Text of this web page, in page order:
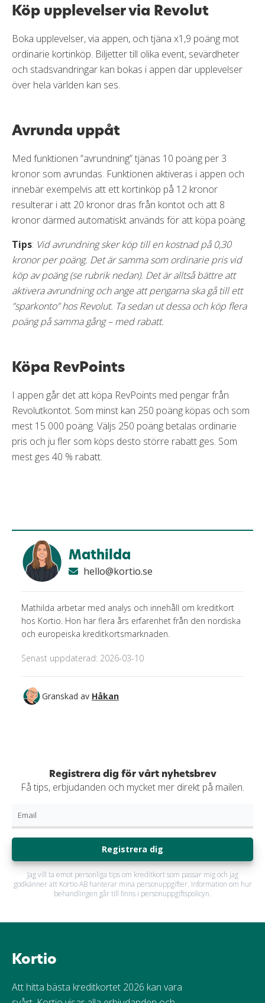
Köp upplevelser via Revolut
Boka upplevelser, via appen, och tjäna x1,9 poäng mot
ordinarie kortinköp. Biljetter till olika event, sevärdheter
och stadsvandringar kan bokas i appen där upplevelser
över hela världen kan ses.
Avrunda uppåt
Med funktionen ”avrundning” tjänas 10 poäng per 3
kronor som avrundas. Funktionen aktiveras i appen och
innebär exempelvis att ett kortinköp på 12 kronor
resulterar i att 20 kronor dras från kontot och att 8
kronor därmed automatiskt används för att köpa poäng.
Tips: Vid avrundning sker köp till en kostnad på 0,30
kronor per poäng. Det är samma som ordinarie pris vid
köp av poäng (se rubrik nedan). Det är alltså bättre att
aktivera avrundning och ange att pengarna ska gå till ett
”sparkonto” hos Revolut. Ta sedan ut dessa och köp flera
poäng på samma gång – med rabatt.
Köpa RevPoints
I appen går det att köpa RevPoints med pengar från
Revolutkontot. Som minst kan 250 poäng köpas och som
mest 15 000 poäng. Väljs 250 poäng betalas ordinarie
pris och ju fler som köps desto större rabatt ges. Som
mest ges 40 % rabatt.
Mathilda
hello@kortio.se
Mathilda arbetar med analys och innehåll om kreditkort
hos Kortio. Hon har flera års erfarenhet från den nordiska
och europeiska kreditkortsmarknaden.
Senast uppdaterad: 2026-03-10
Granskad av Håkan
Registrera dig för vårt nyhetsbrev
Få tips, erbjudanden och mycket mer direkt på mailen.
Registrera dig
Jag vill ta emot personliga tips om kreditkort som passar mig och jag
godkänner att Kortio AB hanterar mina personuppgifter. Information om hur
behandlingen går till finns i personuppgiftspolicyn.
Kortio
Att hitta bästa kreditkortet 2026 kan vara